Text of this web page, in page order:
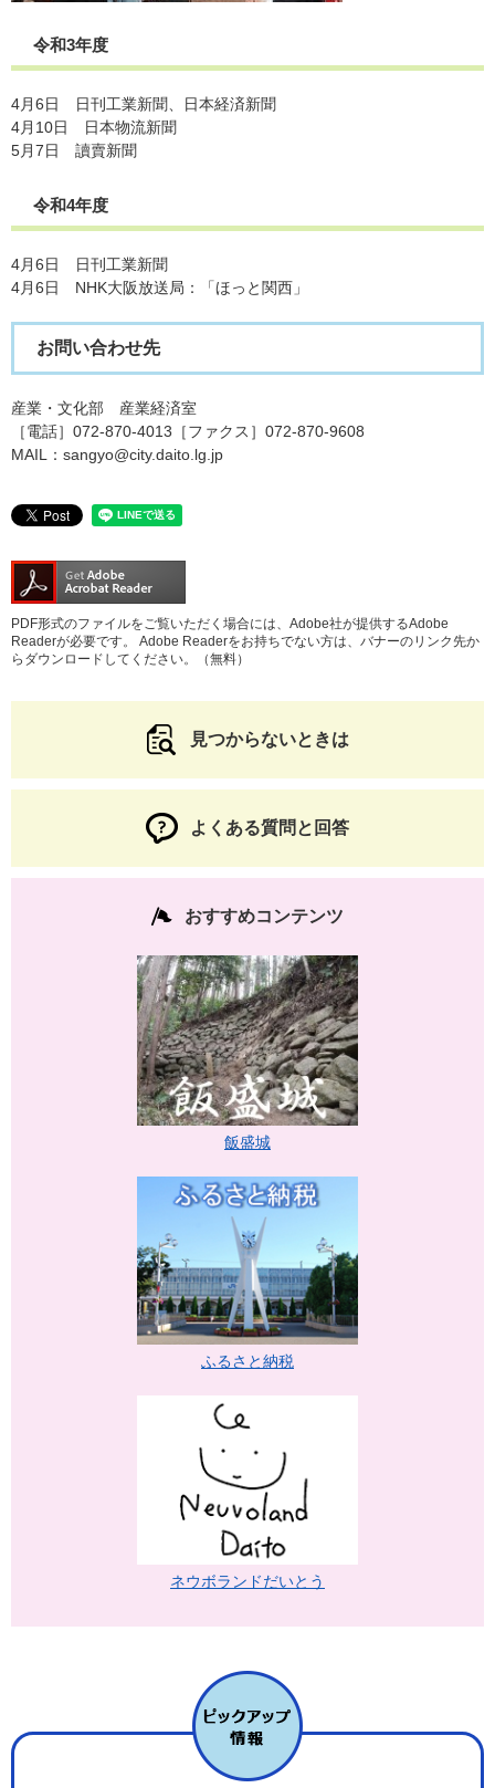
令和3年度
4月6日 日刊工業新聞、日本経済新聞
4月10日 日本物流新聞
5月7日 讀賣新聞
令和4年度
4月6日 日刊工業新聞
4月6日 NHK大阪放送局：「ほっと関西」
お問い合わせ先
産業・文化部 産業経済室
［電話］072-870-4013［ファクス］072-870-9608
​MAIL：sangyo@city.daito.lg.jp
PDF形式のファイルをご覧いただく場合には、Adobe社が提供するAdobe
Readerが必要です。
Adobe Readerをお持ちでない方は、バナーのリンク先か
らダウンロードしてください。（無料）
見つからないときは
よくある質問と回答
おすすめコンテンツ
飯盛城
ふるさと納税
ネウボランドだいとう